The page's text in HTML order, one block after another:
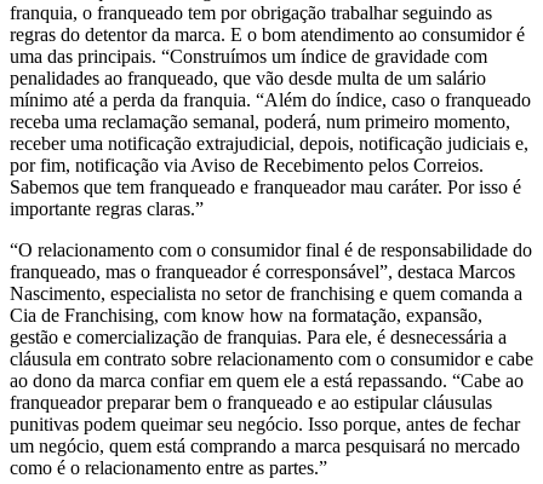
franquia, o franqueado tem por obrigação trabalhar seguindo as
regras do detentor da marca. E o bom atendimento ao consumidor é
uma das principais. “Construímos um índice de gravidade com
penalidades ao franqueado, que vão desde multa de um salário
mínimo até a perda da franquia. “Além do índice, caso o franqueado
receba uma reclamação semanal, poderá, num primeiro momento,
receber uma notificação extrajudicial, depois, notificação judiciais e,
por fim, notificação via Aviso de Recebimento pelos Correios.
Sabemos que tem franqueado e franqueador mau caráter. Por isso é
importante regras claras.”
“O relacionamento com o consumidor final é de responsabilidade do
franqueado, mas o franqueador é corresponsável”, destaca Marcos
Nascimento, especialista no setor de franchising e quem comanda a
Cia de Franchising, com know how na formatação, expansão,
gestão e comercialização de franquias. Para ele, é desnecessária a
cláusula em contrato sobre relacionamento com o consumidor e cabe
ao dono da marca confiar em quem ele a está repassando. “Cabe ao
franqueador preparar bem o franqueado e ao estipular cláusulas
punitivas podem queimar seu negócio. Isso porque, antes de fechar
um negócio, quem está comprando a marca pesquisará no mercado
como é o relacionamento entre as partes.”